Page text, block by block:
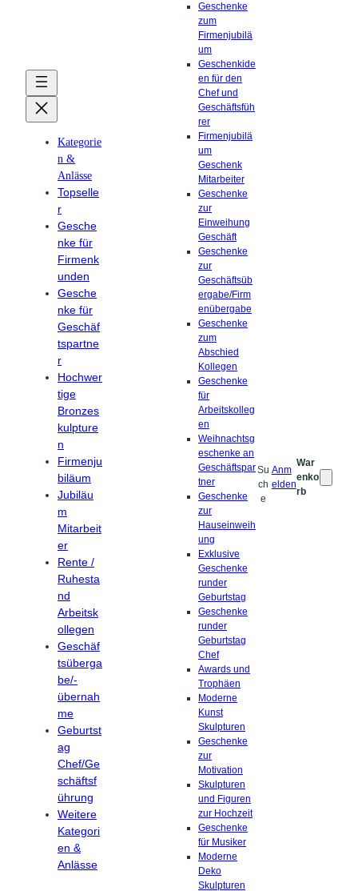
Kategorie
n &
Anlässe
Topselle
r
Gesche
nke für
Firmenk
unden
Gesche
nke für
Geschäf
tspartne
r
Hochwer
tige
Bronzes
kulpture
n
Firmenju
biläum
Jubiläu
m
Mitarbeit
er
Rente /
Ruhesta
nd
Arbeitsk
ollegen
Geschäf
tsüberga
be/-
übernah
me
Geburtst
ag
Chef/Ge
schäftsf
ührung
Weitere
Kategori
en &
Anlässe
Geschenke
zum
Firmenjubilä
um
Geschenkide
en für den
Chef und
Geschäftsfüh
rer
Firmenjubilä
um
Geschenk
Mitarbeiter
Geschenke
zur
Einweihung
Geschäft
Geschenke
zur
Geschäftsüb
ergabe/Firm
enübergabe
Geschenke
zum
Abschied
Kollegen
Geschenke
für
Arbeitskolleg
en
Weihnachtsg
eschenke an
Geschäftspar
tner
Geschenke
zur
Hauseinweih
ung
Exklusive
Geschenke
runder
Geburtstag
Geschenke
runder
Geburtstag
Chef
Awards und
Trophäen
Moderne
Kunst
Skulpturen
Geschenke
zur
Motivation
Skulpturen
und Figuren
zur Hochzeit
Geschenke
für Musiker
Moderne
Deko
Skulpturen
Su
ch
e
Anm
elden
War
enko
rb